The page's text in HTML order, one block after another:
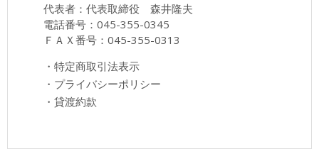
代表者：代表取締役 森井隆夫
電話番号：045-355-0345
ＦＡＸ番号：045-355-0313
・ 特定商取引法表示
・ プライバシーポリシー
・ 貸渡約款